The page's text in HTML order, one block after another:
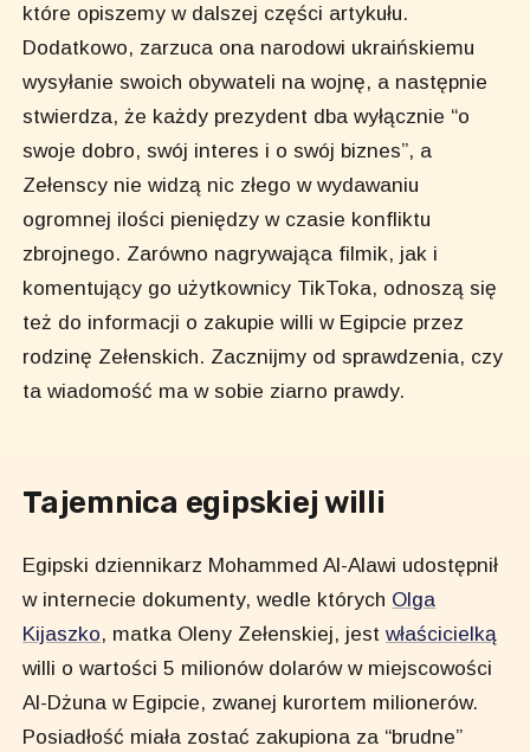
które opiszemy w dalszej części artykułu.
Dodatkowo, zarzuca ona narodowi ukraińskiemu
wysyłanie swoich obywateli na wojnę, a następnie
stwierdza, że każdy prezydent dba wyłącznie “o
swoje dobro, swój interes i o swój biznes”, a
Zełenscy nie widzą nic złego w wydawaniu
ogromnej ilości pieniędzy w czasie konfliktu
zbrojnego. Zarówno nagrywająca filmik, jak i
komentujący go użytkownicy TikToka, odnoszą się
też do informacji o zakupie willi w Egipcie przez
rodzinę Zełenskich. Zacznijmy od sprawdzenia, czy
ta wiadomość ma w sobie ziarno prawdy.
Tajemnica egipskiej willi
Egipski dziennikarz Mohammed Al-Alawi udostępnił
w internecie dokumenty, wedle których Olga
Kijaszko, matka Oleny Zełenskiej, jestwłaścicielką
willi o wartości 5 milionów dolarów w miejscowości
Al-Dżuna w Egipcie, zwanej kurortem milionerów.
Posiadłość miała zostać zakupiona za “brudne”